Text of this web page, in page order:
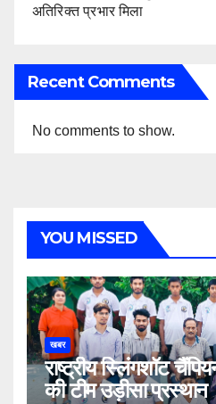
अतिरिक्त प्रभार मिला
Recent Comments
No comments to show.
YOU MISSED
खबर
राष्ट्रीय स्लिंगशॉट
की टीम उड़ीसा प्रस्थान